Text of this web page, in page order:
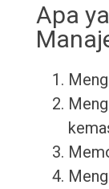
Apa